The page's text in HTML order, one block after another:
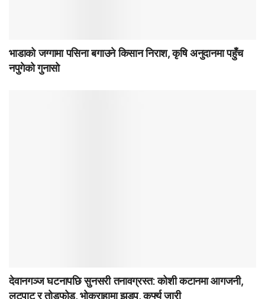
भाडाको जग्गामा पसिना बगाउने किसान निराश, कृषि अनुदानमा पहुँच
नपुगेको गुनासो
देवानगञ्ज घटनापछि सुनसरी तनावग्रस्त: कोशी कटानमा आगजनी,
लुटपाट र तोडफोड, भोक्राहामा झडप, कर्फ्यु जारी